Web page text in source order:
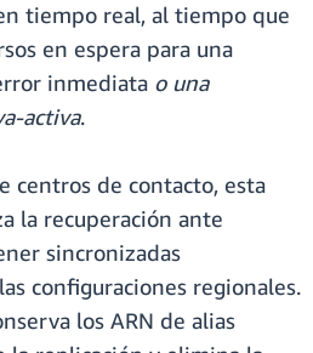
tiempo real, al tiempo que
en espera para una
inmediata o una
activa.
centros de contacto, esta
la recuperación ante
sincronizadas
configuraciones regionales.
los ARN de alias